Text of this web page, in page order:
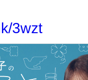
3wzt